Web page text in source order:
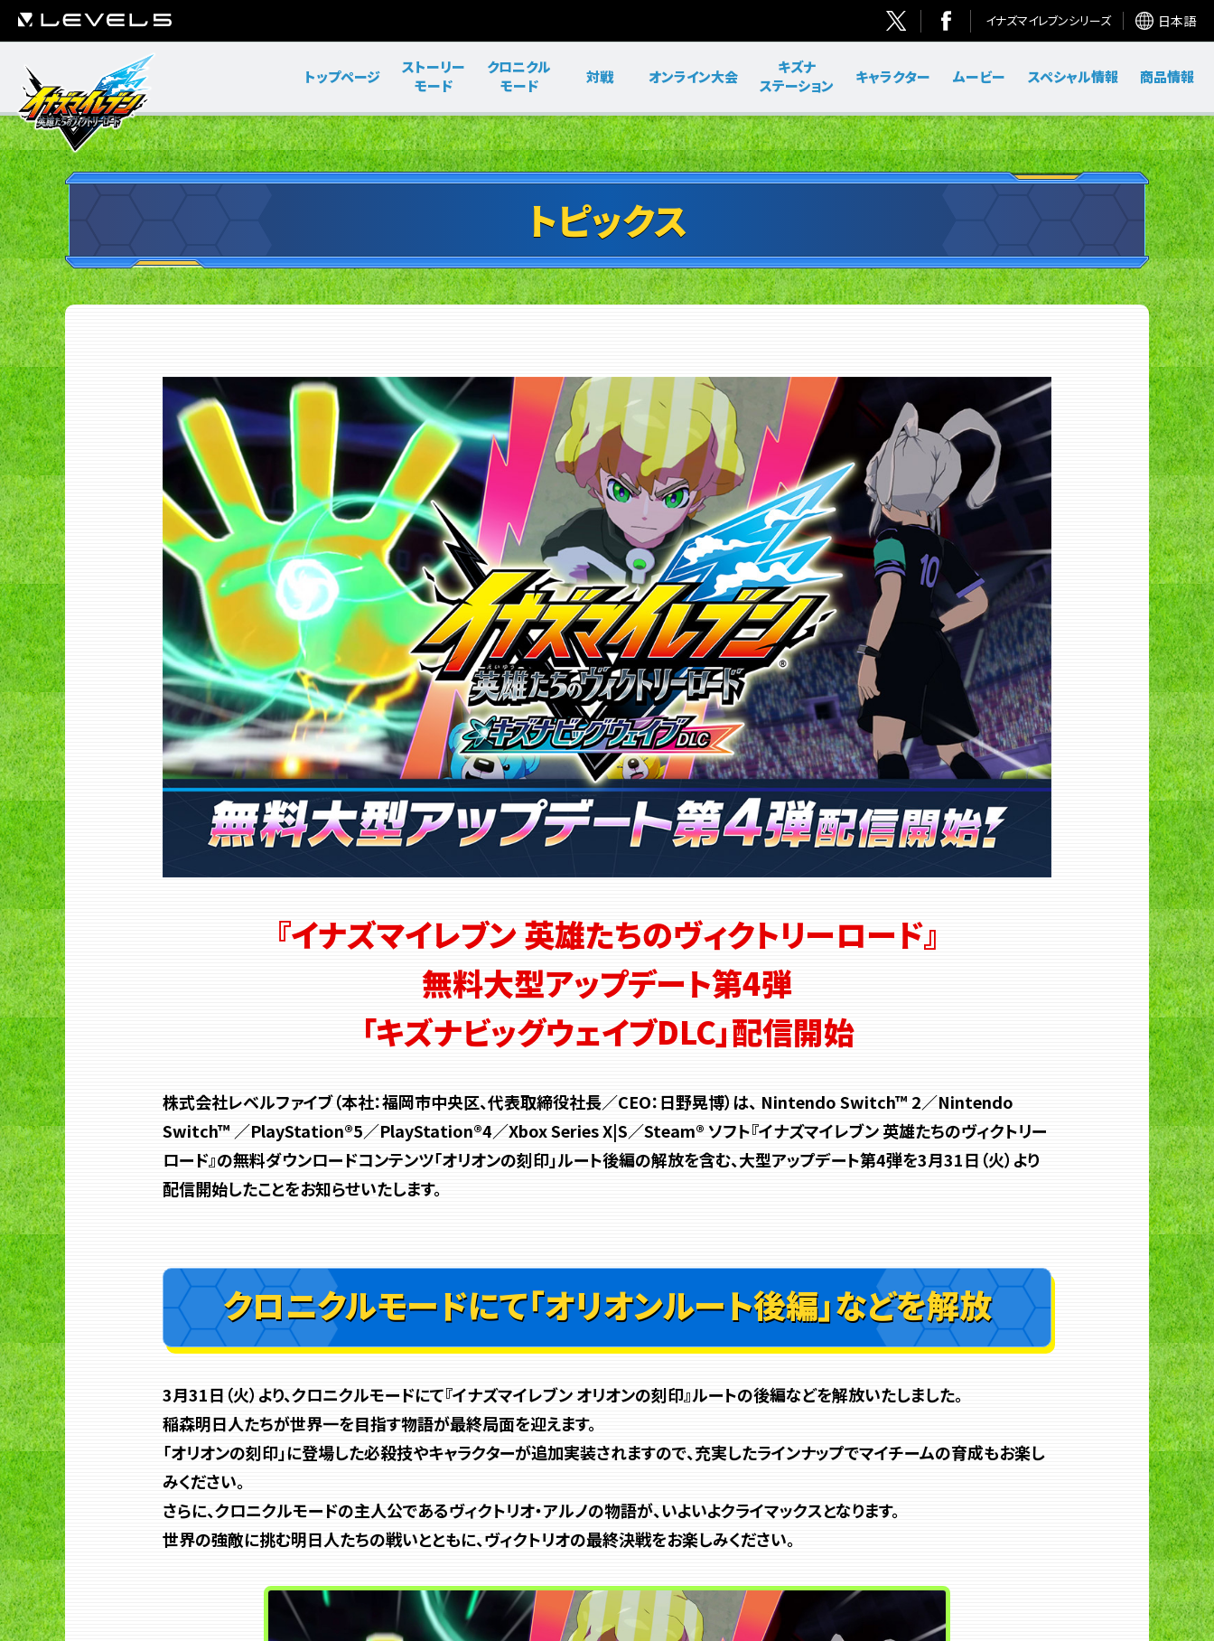
イナズマイレブンシリーズ 日本語
トップページ
ストーリー
モード
クロニクル
モード
対戦 オンライン大会
キズナ
ステーション
キャラクター ムービー スペシャル情報 商品情報
トピックス
『イナズマイレブン英雄たちのヴィクトリーロード』
無料大型アップデート第4弾
「キズナビッグウェイブDLC」配信開始
株式会社レベルファイブ（本社：福岡市中央区、代表取締役社長／CEO：日野晃博）は、 Nintendo Switch™ 2／Nintendo
Switch™ ／PlayStation®5／PlayStation®4／Xbox Series X|S／Steam® ソフト『イナズマイレブン 英雄たちのヴィクトリー
ロード』の無料ダウンロードコンテンツ「オリオンの刻印」ルート後編の解放を含む、大型アップデート第4弾を3月31日（火）より
配信開始したことをお知らせいたします。
クロニクルモードにて「オリオンルート後編」などを解放
3月31日（火）より、クロニクルモードにて『イナズマイレブン オリオンの刻印』ルートの後編などを解放いたしました。
稲森明日人たちが世界一を目指す物語が最終局面を迎えます。
「オリオンの刻印」に登場した必殺技やキャラクターが追加実装されますので、充実したラインナップでマイチームの育成もお楽し
みください。
さらに、クロニクルモードの主人公であるヴィクトリオ・アルノの物語が、いよいよクライマックスとなります。
世界の強敵に挑む明日人たちの戦いとともに、ヴィクトリオの最終決戦をお楽しみください。